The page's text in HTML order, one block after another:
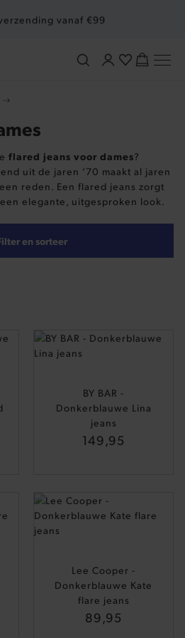
vanaf €99
flared jeans voor dames?
uit de jaren ’70 maakt al jaren
reden. Een flared jeans zorgt
elegante, uitgesproken look.
en sorteer
BY BAR -
Donkerblauwe Lina
jeans
149,95
Lee Cooper -
Donkerblauwe Kate
flare jeans
89,95